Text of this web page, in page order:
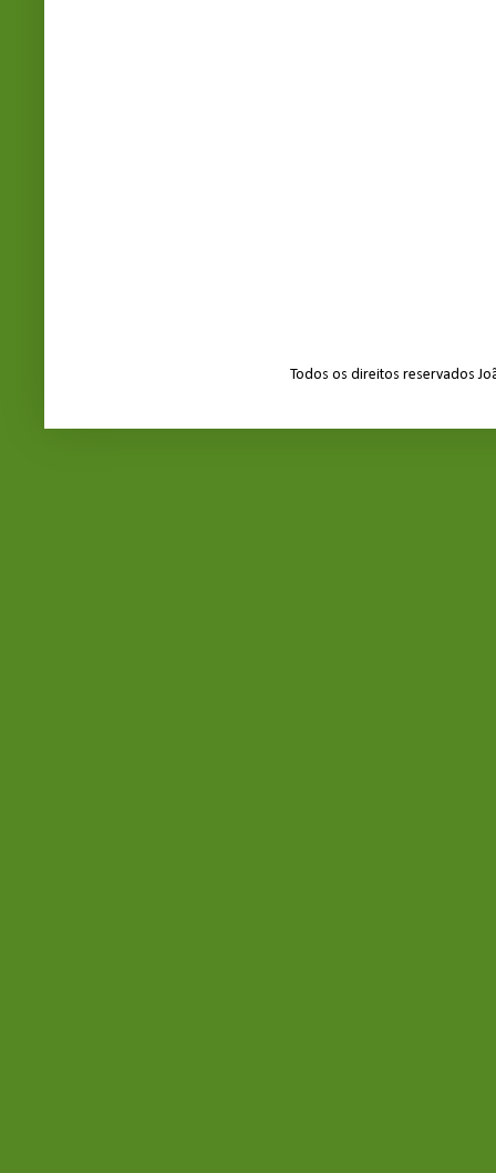
Todos os direitos reservados